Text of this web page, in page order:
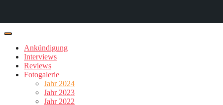
Ankündigung
Interviews
Reviews
Fotogalerie
Jahr 2024
Jahr 2023
Jahr 2022